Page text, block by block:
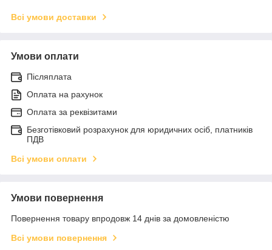
Всі умови доставки
Умови оплати
Післяплата
Оплата на рахунок
Оплата за реквізитами
Безготівковий розрахунок для юридичних осіб, платників
ПДВ
Всі умови оплати
Умови повернення
Повернення товару впродовж 14 днів за домовленістю
Всі умови повернення